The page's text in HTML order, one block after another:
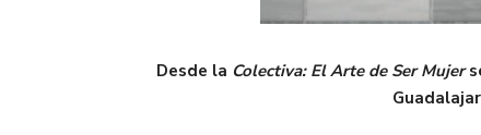
Desde la Colectiva: El Arte de Ser Mujer